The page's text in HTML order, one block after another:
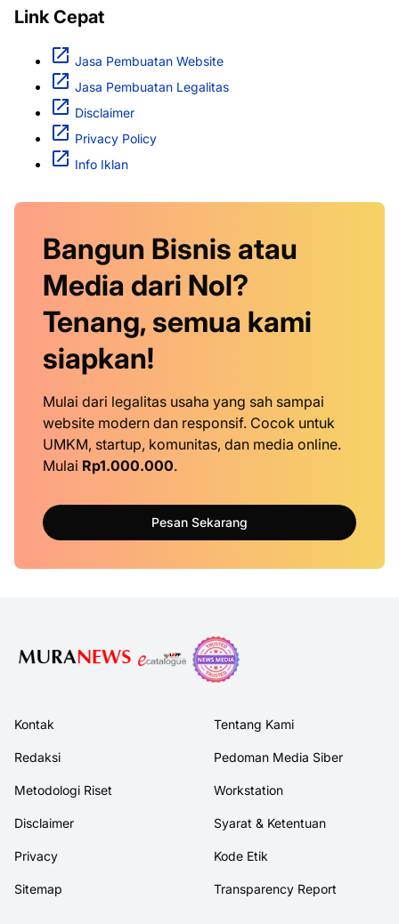
Link Cepat
Jasa Pembuatan Website
Jasa Pembuatan Legalitas
Disclaimer
Privacy Policy
Info Iklan
Bangun Bisnis atau
Media dari Nol?
Tenang, semua kami
siapkan!
Mulai dari legalitas usaha yang sah sampai
website modern dan responsif. Cocok untuk
UMKM, startup, komunitas, dan media online.
Mulai Rp1.000.000.
Pesan Sekarang
Kontak Tentang Kami
Redaksi Pedoman Media Siber
Metodologi Riset Workstation
Disclaimer Syarat & Ketentuan
Privacy Kode Etik
Sitemap Transparency Report